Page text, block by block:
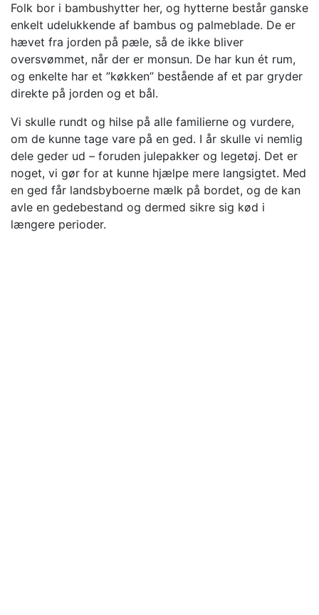
Folk bor i bambushytter her, og hytterne består ganske
enkelt udelukkende af bambus og palmeblade. De er
hævet fra jorden på pæle, så de ikke bliver
oversvømmet, når der er monsun. De har kun ét rum,
og enkelte har et ”køkken” bestående af et par gryder
direkte på jorden og et bål.
Vi skulle rundt og hilse på alle familierne og vurdere,
om de kunne tage vare på en ged. I år skulle vi nemlig
dele geder ud – foruden julepakker og legetøj. Det er
noget, vi gør for at kunne hjælpe mere langsigtet. Med
en ged får landsbyboerne mælk på bordet, og de kan
avle en gedebestand og dermed sikre sig kød i
længere perioder.